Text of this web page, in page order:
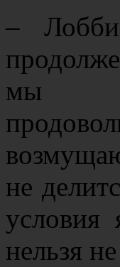
–
мы
не
условия
нельзя